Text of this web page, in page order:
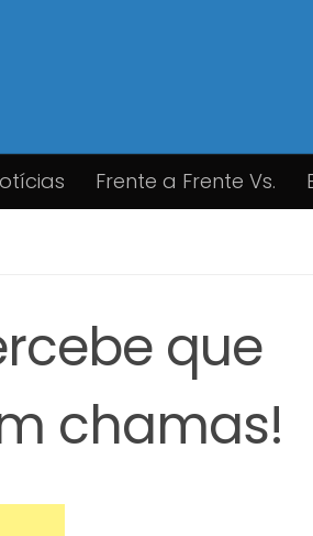
Frente a Frente Vs.
que
chamas!